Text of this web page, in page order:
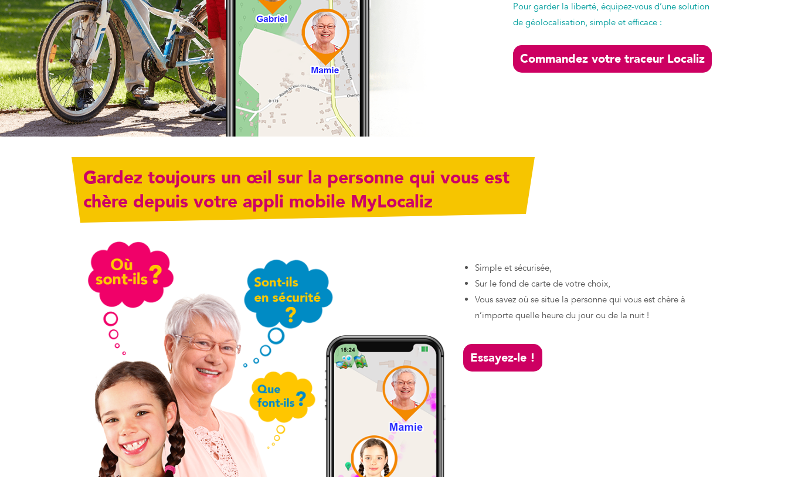
Pour garder la liberté, équipez-vous d’une solution
de géolocalisation, simple et efficace :
Commandez votre traceur Localiz
Gardez toujours un œil sur la personne qui vous est
chère depuis votre appli mobile MyLocaliz
Simple et sécurisée,
Sur le fond de carte de votre choix,
Vous savez où se situe la personne qui vous est chère à
n’importe quelle heure du jour ou de la nuit !
Essayez-le !